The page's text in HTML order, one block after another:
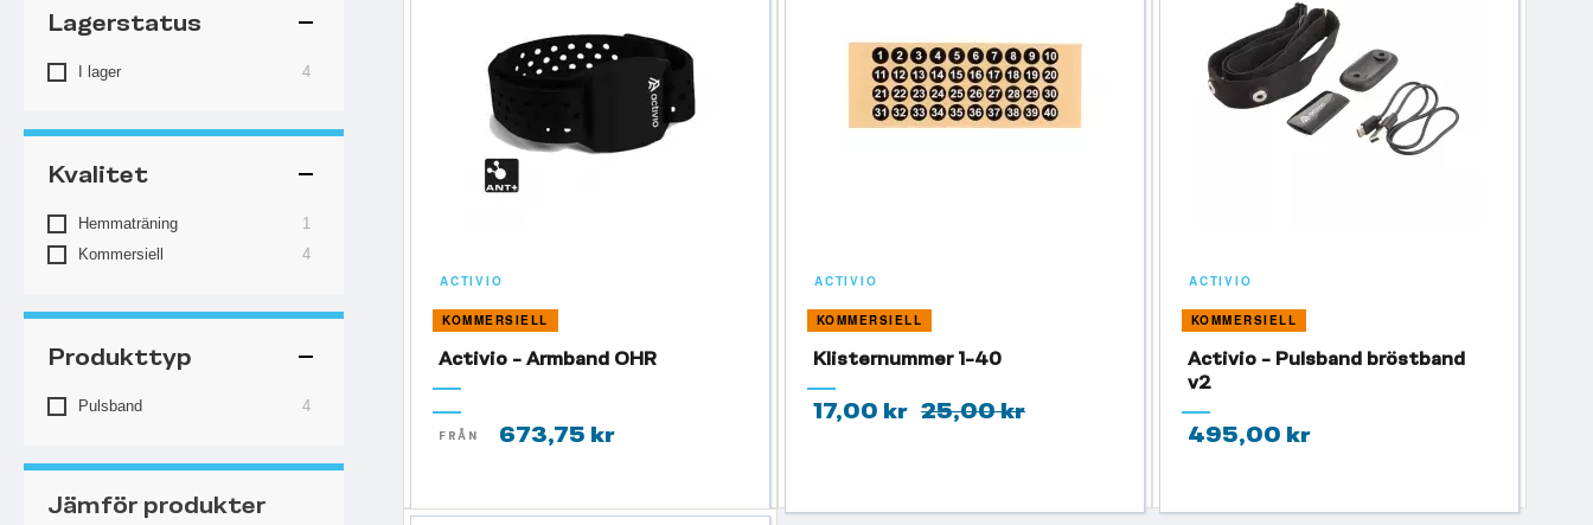
ACTIVIO
KOMMERSIELL
Activio - Armband OHR
FRÅN 673,75 kr
ACTIVIO
KOMMERSIELL
Klisternummer 1-40
17,00 kr 25,00 kr
ACTIVIO
KOMMERSIELL
Activio - Pulsband bröstband
v2
495,00 kr
Lagerstatus
I lager 4artiklar
Kvalitet
Hemmaträning 1
Kommersiell
4artiklar
Produkttyp
Pulsband 4artiklar
Jämför produkter